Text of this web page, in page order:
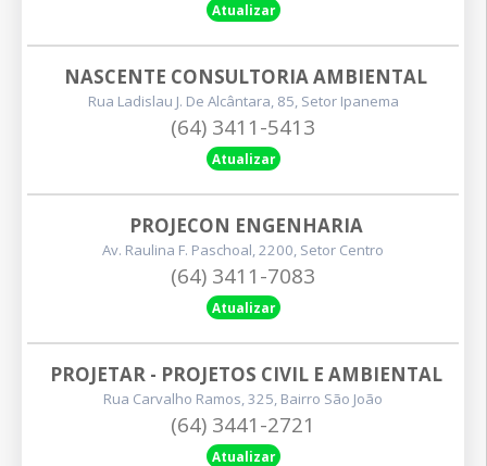
Atualizar
NASCENTE CONSULTORIA AMBIENTAL
Rua Ladislau J. De Alcântara, 85, Setor Ipanema
(64) 3411-5413
Atualizar
PROJECON ENGENHARIA
Av. Raulina F. Paschoal, 2200, Setor Centro
(64) 3411-7083
Atualizar
PROJETAR - PROJETOS CIVIL E AMBIENTAL
Rua Carvalho Ramos, 325, Bairro São João
(64) 3441-2721
Atualizar